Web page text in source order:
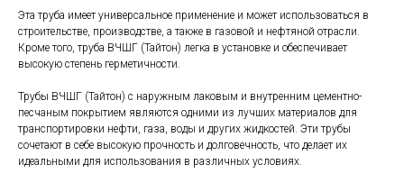
Эта труба имеет универсальное применение и может использоваться в
строительстве, производстве, а также в газовой и нефтяной отрасли.
Кроме того, труба ВЧШГ (Тайтон) легка в установке и обеспечивает
высокую степень герметичности.
Трубы ВЧШГ (Тайтон) с наружным лаковым и внутренним цементно-
песчаным покрытием являются одними из лучших материалов для
транспортировки нефти, газа, воды и других жидкостей. Эти трубы
сочетают в себе высокую прочность и долговечность, что делает их
идеальными для использования в различных условиях.